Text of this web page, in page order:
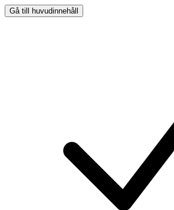
Gå till huvudinnehåll